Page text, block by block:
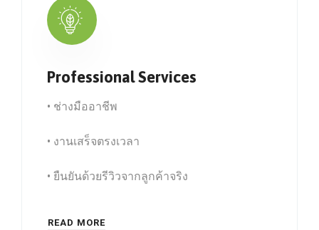
Professional Services
• ช่างมืออาชีพ
• งานเสร็จตรงเวลา
• ยืนยันด้วยรีวิวจากลูกค้าจริง
READ MORE